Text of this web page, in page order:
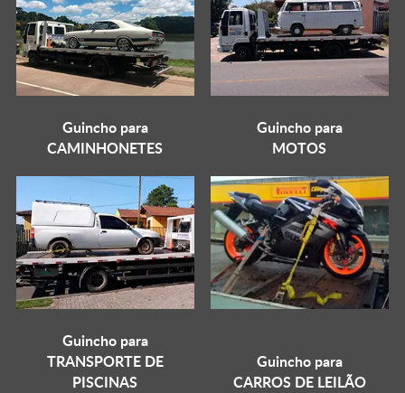
Guincho para
CAMINHONETES
Guincho para
MOTOS
Guincho para
TRANSPORTE DE
PISCINAS
Guincho para
CARROS DE LEILÃO